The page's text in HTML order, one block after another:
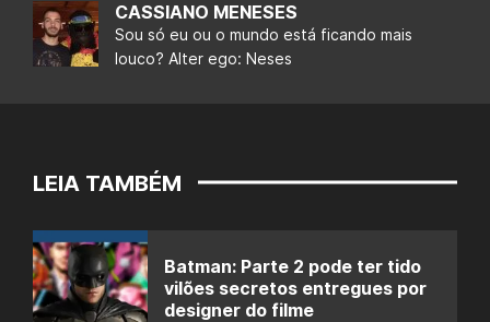
CASSIANO MENESES
Sou só eu ou o mundo está ficando mais
louco? Alter ego: Neses
LEIA TAMBÉM
Batman: Parte 2 pode ter tido
vilões secretos entregues por
designer do filme